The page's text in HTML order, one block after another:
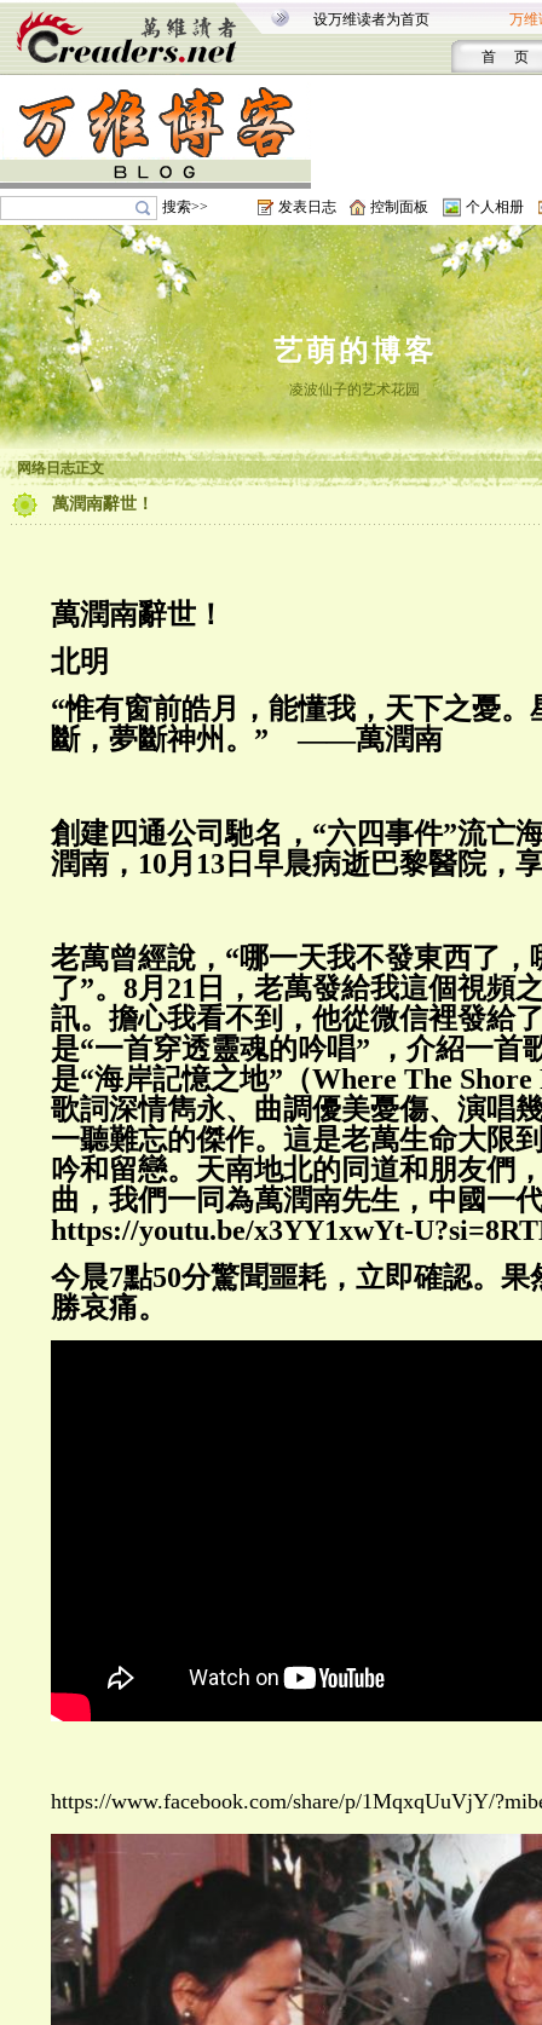
设万维读者为首页 万维
首 页
搜索>> 发表日志 控制面板 个人相册
艺萌的博客
凌波仙子的艺术花园
网络日志正文
萬潤南辭世！
萬潤南辭世！
北明
“惟有窗前皓月，能懂我，天下之憂。
斷，夢斷神州。” ——萬潤南
創建四通公司馳名，“六四事件”流亡
潤南，10月13日早晨病逝巴黎醫院，
老萬曾經說，“哪一天我不發東西了，
了”。8月21日，老萬發給我這個視頻
訊。擔心我看不到，他從微信裡發給
是“一首穿透靈魂的吟唱” ，介紹一首
是“海岸記憶之地”（Where The Shore
歌詞深情雋永、曲調優美憂傷、演唱
一聽難忘的傑作。這是老萬生命大限
吟和留戀。天南地北的同道和朋友們
曲，我們一同為萬潤南先生，中國一
https://youtu.be/x3YY1xwYt-
今晨7點50分驚聞噩耗，立即確認。
勝哀痛。
https://www.facebook.com/share/p/1MqxqUuVjY/